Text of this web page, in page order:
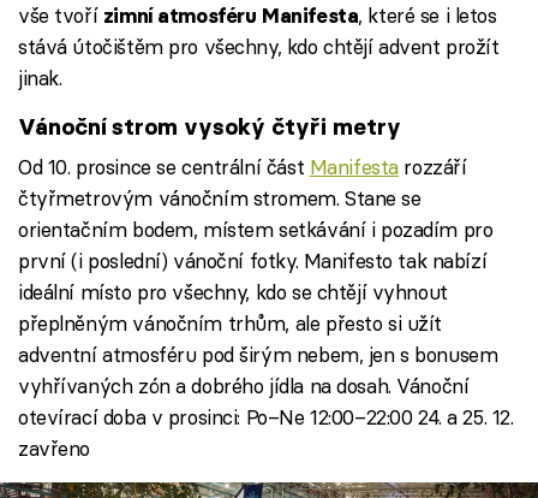
vše tvoří zimní atmosféru Manifesta, které se i letos
stává útočištěm pro všechny, kdo chtějí advent prožít
jinak.
Vánoční strom vysoký čtyři metry
Od 10. prosince se centrální část Manifestarozzáří
čtyřmetrovým vánočním stromem. Stane se
orientačním bodem, místem setkávání i pozadím pro
první (i poslední) vánoční fotky. Manifesto tak nabízí
ideální místo pro všechny, kdo se chtějí vyhnout
přeplněným vánočním trhům, ale přesto si užít
adventní atmosféru pod širým nebem, jen s bonusem
vyhřívaných zón a dobrého jídla na dosah. Vánoční
otevírací doba v prosinci: Po–Ne 12:00–22:00 24. a 25. 12.
zavřeno